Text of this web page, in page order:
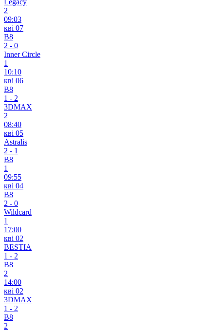
2
09:03
кві 07
B8
2 - 0
Inner Circle
1
10:10
кві 06
B8
1 - 2
3DMAX
2
08:40
кві 05
Astralis
2 - 1
B8
1
09:55
кві 04
B8
2 - 0
Wildcard
1
17:00
кві 02
BESTIA
1 - 2
B8
2
14:00
кві 02
3DMAX
1 - 2
B8
2